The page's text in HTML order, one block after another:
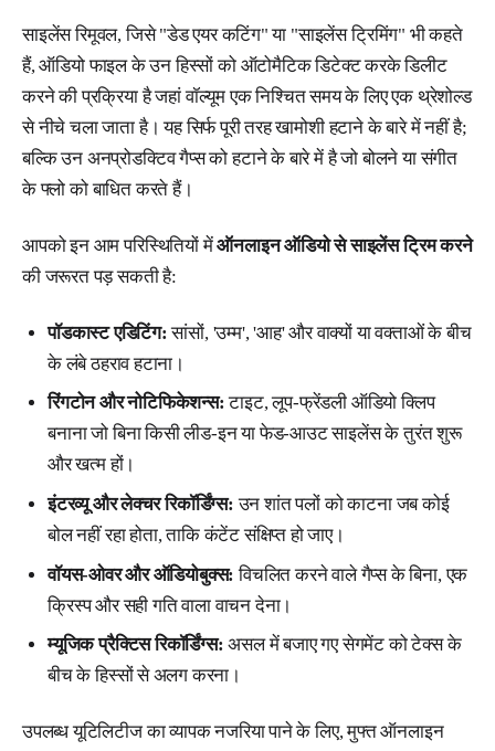
साइलेंस रिमूवल, जिसे "डेड एयर कटिंग" या "साइलेंस ट्रिमिंग" भी कहते
हैं, ऑडियो फाइल के उन हिस्सों को ऑटोमैटिक डिटेक्ट करके डिलीट
करने की प्रक्रिया है जहां वॉल्यूम एक निश्चित समय के लिए एक थ्रेशोल्ड
से नीचे चला जाता है। यह सिर्फ पूरी तरह खामोशी हटाने के बारे में नहीं है;
बल्कि उन अनप्रोडक्टिव गैप्स को हटाने के बारे में है जो बोलने या संगीत
के फ्लो को बाधित करते हैं।
आपको इन आम परिस्थितियों मेंऑनलाइन ऑडियो से साइलेंस ट्रिम करने
की जरूरत पड़ सकती है:
पॉडकास्ट एडिटिंग: सांसों, 'उम्म', 'आह' और वाक्यों या वक्ताओं के बीच
के लंबे ठहराव हटाना।
रिंगटोन और नोटिफिकेशन्स: टाइट, लूप-फ्रेंडली ऑडियो क्लिप
बनाना जो बिना किसी लीड-इन या फेड-आउट साइलेंस के तुरंत शुरू
और खत्म हों।
इंटरव्यू और लेक्चर रिकॉर्डिंग्स: उन शांत पलों को काटना जब कोई
बोल नहीं रहा होता, ताकि कंटेंट संक्षिप्त हो जाए।
वॉयस-ओवर और ऑडियोबुक्स: विचलित करने वाले गैप्स के बिना, एक
क्रिस्प और सही गति वाला वाचन देना।
म्यूजिक प्रैक्टिस रिकॉर्डिंग्स: असल में बजाए गए सेगमेंट को टेक्स के
बीच के हिस्सों से अलग करना।
उपलब्ध यूटिलिटीज का व्यापक नजरिया पाने के लिए, मुफ्त ऑनलाइन